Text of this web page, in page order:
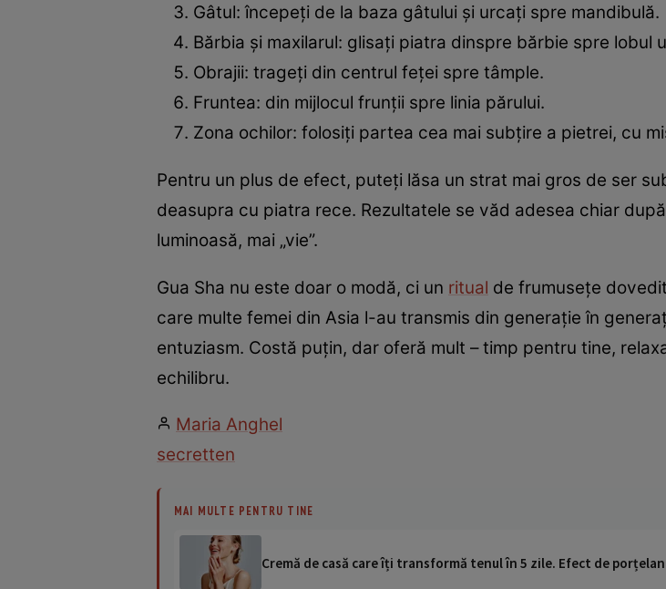
Gâtul: începeți de la baza gâtului și urcați spre mandibulă.
Bărbia și maxilarul: glisați piatra dinspre bărbie spre lobul
Obrajii: trageți din centrul feței spre tâmple.
Fruntea: din mijlocul frunții spre linia părului.
Zona ochilor: folosiți partea cea mai subțire a pietrei, cu
Pentru un plus de efect, puteți lăsa un strat mai gros de ser
deasupra cu piatra rece. Rezultatele se văd adesea chiar
luminoasă, mai „vie”.
Gua Sha nu este doar o modă, ci un ritual de frumusețe
care multe femei din Asia l-au transmis din generație în
entuziasm. Costă puțin, dar oferă mult – timp pentru tine,
echilibru.
Maria Anghel
secretten
MAI MULTE PENTRU TINE
Cremă de casă care îți transformă tenul în 5 zile. Efect de